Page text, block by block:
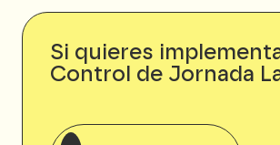
Si quieres
Control de Jornada